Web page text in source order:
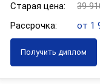
Старая цена:
39
Рассрочка:
от 1
Получить диплом